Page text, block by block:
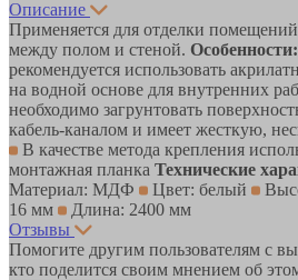
Описание
Применяется для отделки помещений
между полом и стеной. Особенности:
рекомендуется использовать
на водной основе для внутренних
необходимо загрунтовать
кабель-каналом и имеет жесткую,
В качестве метода крепления
монтажная планка Технические
Материал: МДФ
Цвет: белый
16 мм
Длина: 2400 мм
Отзывы
Помогите другим пользователям с
кто поделится своим мнением об